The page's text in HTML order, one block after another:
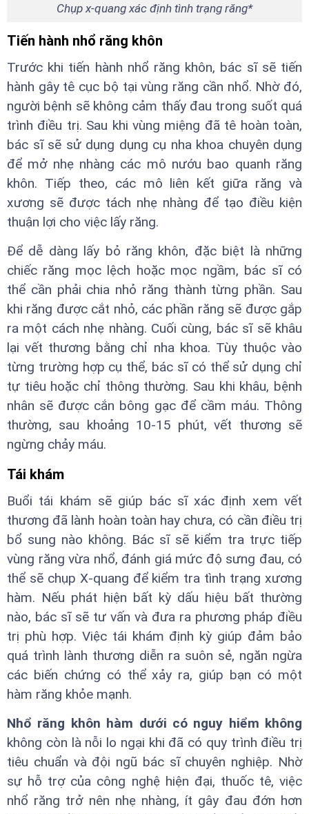
Chụp x-quang xác định tình trạng răng*
Tiến hành nhổ răng khôn
Trước khi tiến hành nhổ răng khôn, bác sĩ sẽ tiến
hành gây tê cục bộ tại vùng răng cần nhổ. Nhờ đó,
người bệnh sẽ không cảm thấy đau trong suốt quá
trình điều trị. Sau khi vùng miệng đã tê hoàn toàn,
bác sĩ sẽ sử dụng dụng cụ nha khoa chuyên dụng
để mở nhẹ nhàng các mô nướu bao quanh răng
khôn. Tiếp theo, các mô liên kết giữa răng và
xương sẽ được tách nhẹ nhàng để tạo điều kiện
thuận lợi cho việc lấy răng.
Để dễ dàng lấy bỏ răng khôn, đặc biệt là những
chiếc răng mọc lệch hoặc mọc ngầm, bác sĩ có
thể cần phải chia nhỏ răng thành từng phần. Sau
khi răng được cắt nhỏ, các phần răng sẽ được gắp
ra một cách nhẹ nhàng. Cuối cùng, bác sĩ sẽ khâu
lại vết thương bằng chỉ nha khoa. Tùy thuộc vào
từng trường hợp cụ thể, bác sĩ có thể sử dụng chỉ
tự tiêu hoặc chỉ thông thường. Sau khi khâu, bệnh
nhân sẽ được cắn bông gạc để cầm máu. Thông
thường, sau khoảng 10-15 phút, vết thương sẽ
ngừng chảy máu.
Tái khám
Buổi tái khám sẽ giúp bác sĩ xác định xem vết
thương đã lành hoàn toàn hay chưa, có cần điều trị
bổ sung nào không. Bác sĩ sẽ kiểm tra trực tiếp
vùng răng vừa nhổ, đánh giá mức độ sưng đau, có
thể sẽ chụp X-quang để kiểm tra tình trạng xương
hàm. Nếu phát hiện bất kỳ dấu hiệu bất thường
nào, bác sĩ sẽ tư vấn và đưa ra phương pháp điều
trị phù hợp. Việc tái khám định kỳ giúp đảm bảo
quá trình lành thương diễn ra suôn sẻ, ngăn ngừa
các biến chứng có thể xảy ra, giúp bạn có một
hàm răng khỏe mạnh.
Nhổ răng khôn hàm dưới có nguy hiểm không
không còn là nỗi lo ngại khi đã có quy trình điều trị
tiêu chuẩn và đội ngũ bác sĩ chuyên nghiệp. Nhờ
sự hỗ trợ của công nghệ hiện đại, thuốc tê, việc
nhổ răng trở nên nhẹ nhàng, ít gây đau đớn hơn